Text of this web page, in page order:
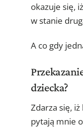
okazuje się,
w stanie
A co gdy
dziecka?
Zdarza się,
pytają mnie